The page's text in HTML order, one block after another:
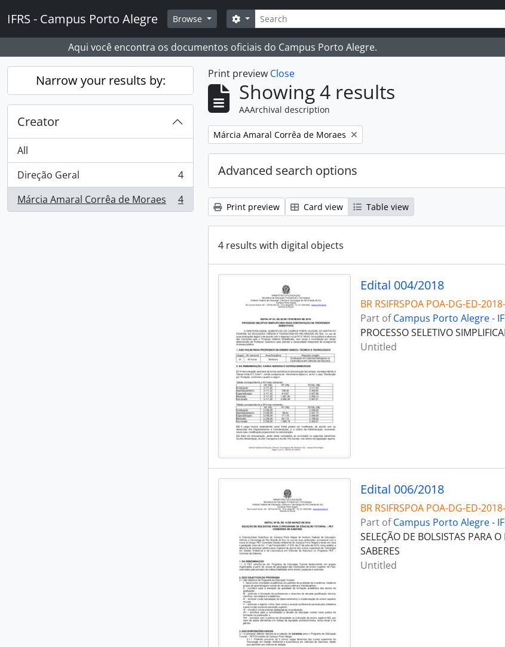
IFRS - Campus Porto Alegre Browse Search
Search options
Aqui você encontra os documentos oficiais do Campus Porto Alegre.
Narrow your results by:
Creator
All
Direção Geral
, 4 results
4
Márcia Amaral Corrêa de Moraes
, 4 results 4
Print preview Close
Showing 4 results
AAArchival description
Remove filter:
Márcia Amaral Corrêa de Moraes
Advanced search options
Print preview Card view Table view
4 results with digital objects
Edital 004/2018
BR RSIFRSPOA POA-DG-ED-
Part ofCampus Porto Alegre -
PROCESSO SELETIVO
Untitled
Edital 006/2018
BR RSIFRSPOA POA-DG-ED-
Part ofCampus Porto Alegre -
SELEÇÃO DE BOLSISTAS PARA
SABERES
Untitled